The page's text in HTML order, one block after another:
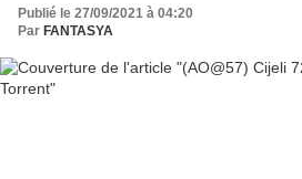
Publié le 27/09/2021 à 04:20
Par FANTASYA